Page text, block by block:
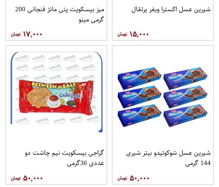
شیرین عسل اکسترا ویفر پرتقال
۱۵,۰۰۰
میز بیسکویت پتی مانژ فنجانی 200
گرمی مینو
۱۷,۰۰۰
شیرین عسل شوکوتیدو بیتر شیری
144 گرمی
۵۰,۰۰۰
گراجی بیسکویت نیم چاشت دو
عددی 36گرمی
۵۰,۰۰۰